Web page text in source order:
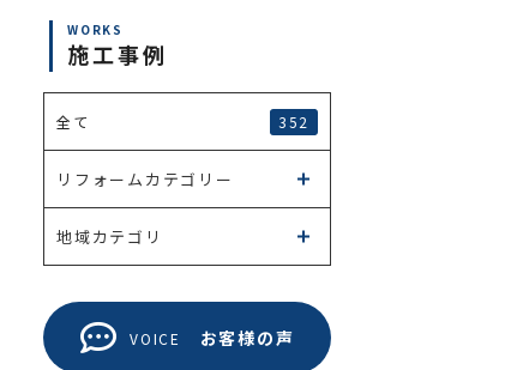
WORKS
施工事例
全て 352
リフォームカテゴリー
地域カテゴリ
VOICE お客様の声